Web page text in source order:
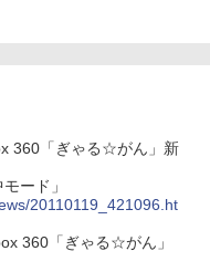
360「ぎゃる☆がん」新
ード」
20110119_421096.ht
360「ぎゃる☆がん」